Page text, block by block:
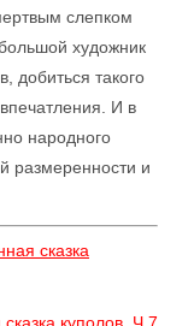
слепком
художник
добиться такого
И в
народного
размеренности и
сказка